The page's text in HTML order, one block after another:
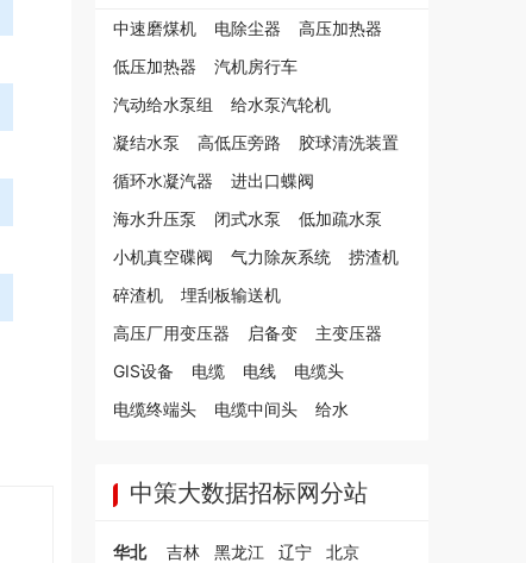
中速磨煤机 电除尘器
高压加热器
低压加热器
汽机房行车
汽动给水泵组
给水泵汽轮机
凝结水泵
高低压旁路
胶球清洗装置
循环水凝汽器
进出口蝶阀
海水升压泵
闭式水泵
低加疏水泵
小机真空碟阀
气力除灰系统
捞渣机
碎渣机
埋刮板输送机
高压厂用变压器
启备变
主变压器
GIS设备
电缆 电线
电缆头
电缆终端头
电缆中间头 给水
中策大数据招标网分站
华北 吉林 黑龙江 辽宁
北京